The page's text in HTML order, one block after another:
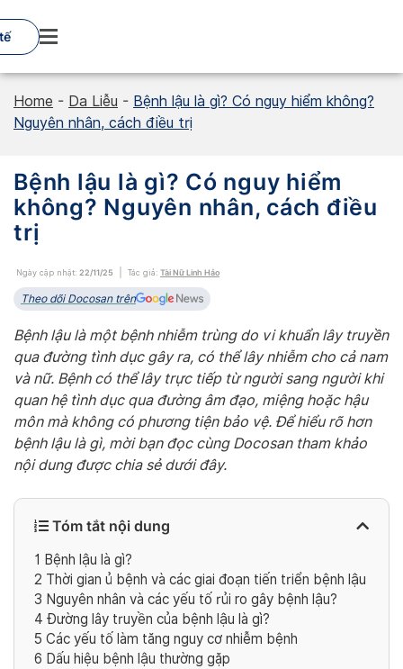
to
content
Home - Da Liễu - Bệnh lậu là gì? Có nguy hiểm không?
Nguyên nhân, cách điều trị
Bệnh lậu là gì? Có nguy hiểm
không? Nguyên nhân, cách điều
trị
Ngày cập nhật: 22/11/25 Tác giả: Tài Nữ Linh Hảo
Theo dõi Docosan trên
Bệnh lậu là một bệnh nhiễm trùng do vi khuẩn lây truyền
qua đường tình dục gây ra, có thể lây nhiễm cho cả nam
và nữ. Bệnh có thể lây trực tiếp từ người sang người khi
quan hệ tình dục qua đường âm đạo, miệng hoặc hậu
môn mà không có phương tiện bảo vệ. Để hiểu rõ hơn
bệnh lậu là gì, mời bạn đọc cùng Docosan tham khảo
nội dung được chia sẻ dưới đây.
Tóm tắt nội dung
1 Bệnh lậu là gì?
2 Thời gian ủ bệnh và các giai đoạn tiến triển bệnh lậu
3 Nguyên nhân và các yếu tố rủi ro gây bệnh lậu?
4 Đường lây truyền của bệnh lậu là gì?
5 Các yếu tố làm tăng nguy cơ nhiễm bệnh
6 Dấu hiệu bệnh lậu thường gặp